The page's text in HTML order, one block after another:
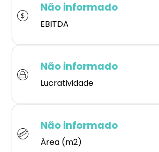
Não informado
EBITDA
Não informado
Lucratividade
Não informado
Área (m2)